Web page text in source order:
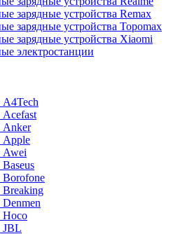
зарядные устройства Remax
зарядные устройства Topomax
зарядные устройства Xiaomi
электростанции